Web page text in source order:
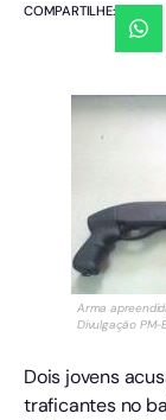
COMPARTILHE:
Arma
Divulgação PM-
Dois jovens
traficantes no